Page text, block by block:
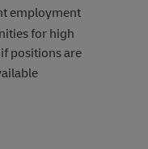
employment
for high
positions are